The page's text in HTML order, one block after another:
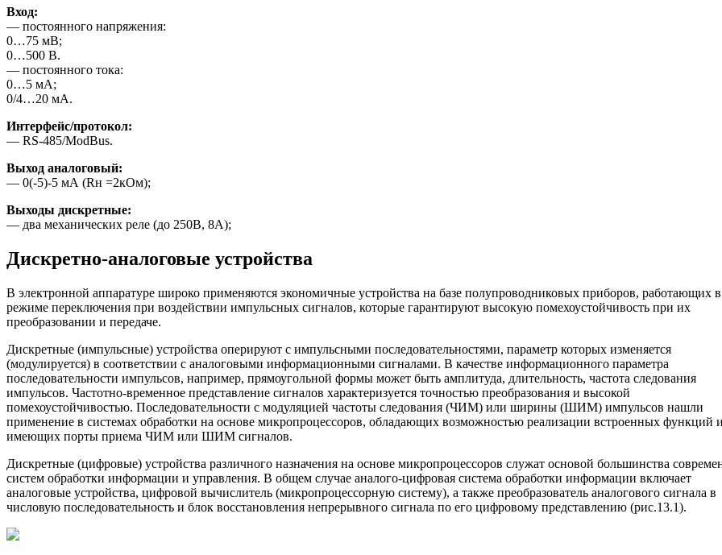
Вход:
— постоянного напряжения:
0…75 мВ;
0…500 В.
— постоянного тока:
0…5 мА;
0/4…20 мА.
Интерфейс/протокол:
— RS-485/ModBus.
Выход аналоговый:
— 0(-5)-5 мА (Rн =2кОм);
Выходы дискретные:
— два механических реле (до 250В, 8А);
Дискретно-аналоговые устройства
В электронной аппаратуре широко применяются экономичные устройства на базе полупроводниковых приборов, работающих в
режиме переключения при воздействии импульсных сигналов, которые гарантируют высокую помехоустойчивость при их
преобразовании и передаче.
Дискретные (импульсные) устройства оперируют с импульсными последовательностями, параметр которых изменяется
(модулируется) в соответствии с аналоговыми информационными сигналами. В качестве информационного параметра
последовательности импульсов, например, прямоугольной формы может быть амплитуда, длительность, частота следования
импульсов. Частотно-временное представление сигналов характеризуется точностью преобразования и высокой
помехоустойчивостью. Последовательности с модуляцией частоты следования (ЧИМ) или ширины (ШИМ) импульсов нашли
применение в системах обработки на основе микропроцессоров, обладающих возможностью реализации встроенных функций и
имеющих порты приема ЧИМ или ШИМ сигналов.
Дискретные (цифровые) устройства различного назначения на основе микропроцессоров служат основой большинства
систем обработки информации и управления. В общем случае аналого-цифровая система обработки информации включает
аналоговые устройства, цифровой вычислитель (микропроцессорную систему), а также преобразователь аналогового сигнала в
числовую последовательность и блок восстановления непрерывного сигнала по его цифровому представлению (рис.13.1).